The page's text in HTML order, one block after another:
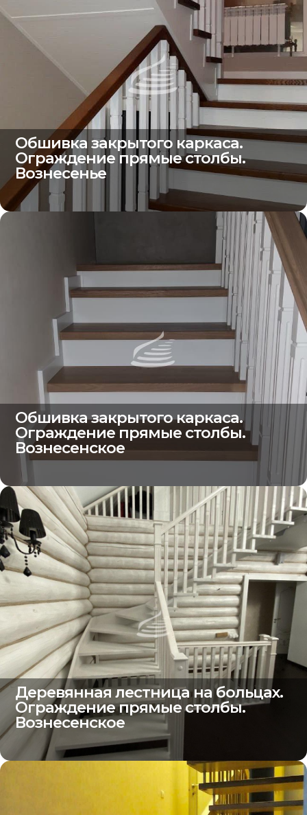
Обшивка закрытого каркаса.
Ограждение прямые столбы.
Вознесенье
Обшивка закрытого каркаса.
Ограждение прямые столбы.
Вознесенское
Деревянная лестница на больцах.
Ограждение прямые столбы.
Вознесенское